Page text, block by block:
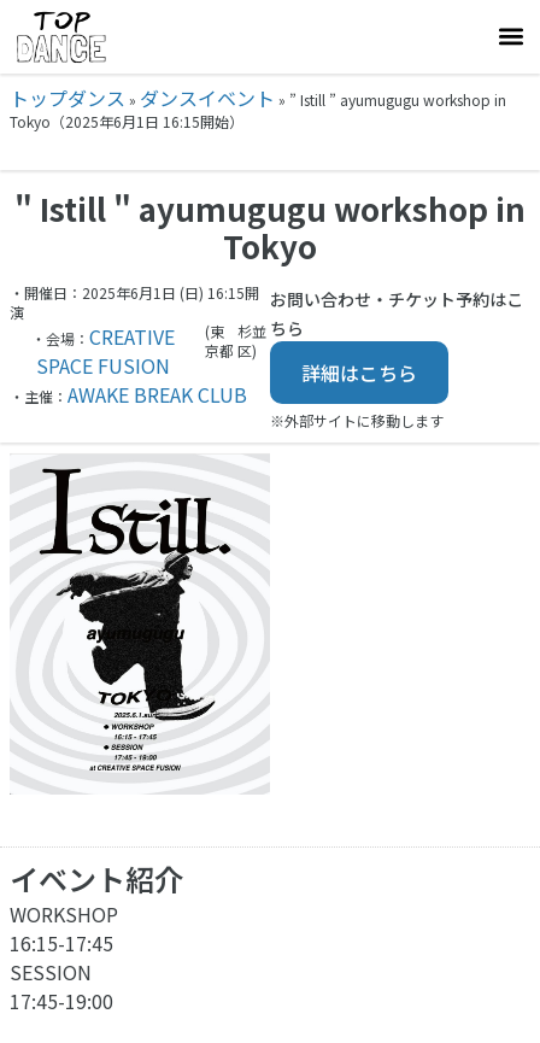
トップダンス » ダンスイベント » ” Istill ” ayumugugu workshop in
Tokyo（2025年6月1日 16:15開始）
" Istill " ayumugugu workshop in
Tokyo
・開催日：2025年6月1日 (日) 16:15開
演
・会場： CREATIVE
SPACE FUSION
(東
京都
杉並
区)
・主催： AWAKE BREAK CLUB
お問い合わせ・チケット予約はこ
ちら
詳細はこちら
※外部サイトに移動します
イベント紹介
WORKSHOP
16:15-17:45
SESSION
17:45-19:00